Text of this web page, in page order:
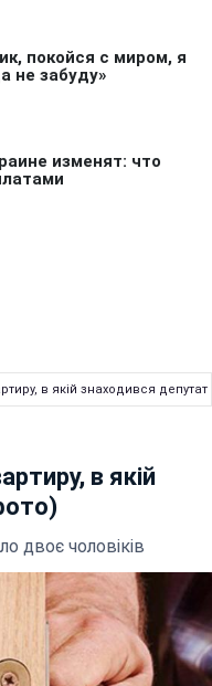
в якій знаходився
в якій
двоє чоловіків